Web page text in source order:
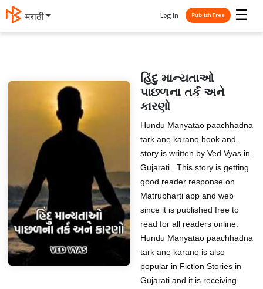
मराठी ☰
Log In Publish Free
હિંદુ માન્યતાઓ
પાછળના તર્ક અને
કારણો
Hundu Manyatao paachhadna
tark ane karano book and
story is written by Ved Vyas in
Gujarati . This story is getting
good reader response on
Matrubharti app and web
since it is published free to
read for all readers online.
Hundu Manyatao paachhadna
tark ane karano is also
popular in Fiction Stories in
Gujarati and it is receiving